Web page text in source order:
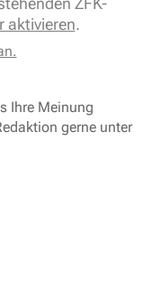
aktivieren.
Ihre Meinung
gerne unter